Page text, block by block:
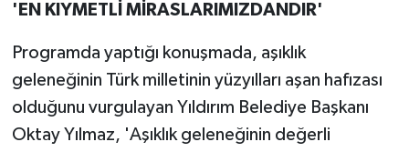
'EN KIYMETLİ MİRASLARIMIZDANDIR'
Programda yaptığı konuşmada, aşıklık
geleneğinin Türk milletinin yüzyılları aşan hafızası
olduğunu vurgulayan Yıldırım Belediye Başkanı
Oktay Yılmaz, 'Aşıklık geleneğinin değerli